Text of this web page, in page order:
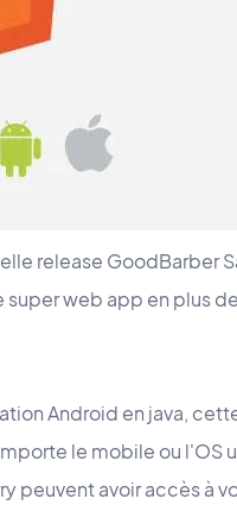
release GoodBarber
web app en plus
Android en java,
le mobile ou
peuvent avoir accès à